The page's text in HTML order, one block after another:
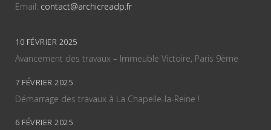
Email: contact@archicreadp.fr
10 FÉVRIER 2025
Avancement des travaux – Immeuble Victoire, Paris 9ème
7 FÉVRIER 2025
Démarrage des travaux à La Chapelle-la-Reine !
6 FÉVRIER 2025